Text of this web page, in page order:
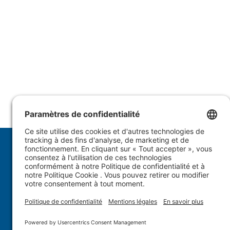
1.877.WULFTEC|1.819.838.4232
© 2005-2026 Wulftec International Inc. | Tous droits